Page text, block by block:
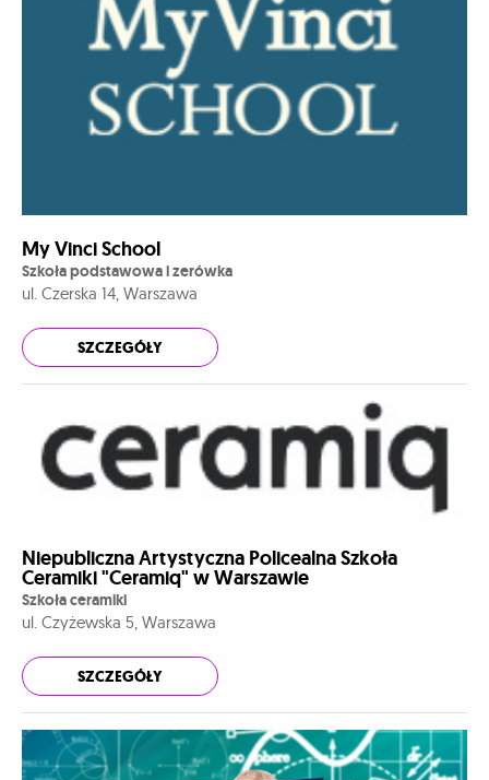
My Vinci School
Szkoła podstawowa i zerówka
ul. Czerska 14, Warszawa
SZCZEGÓŁY
Niepubliczna Artystyczna Policealna Szkoła
Ceramiki "Ceramiq" w Warszawie
Szkoła ceramiki
ul. Czyżewska 5, Warszawa
SZCZEGÓŁY